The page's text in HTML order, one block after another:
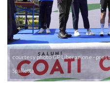
courtesy photo GP Liberazione -
Spalletta